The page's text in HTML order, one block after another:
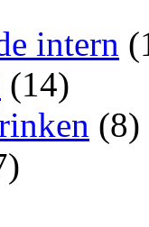
intern
(14)
(8)